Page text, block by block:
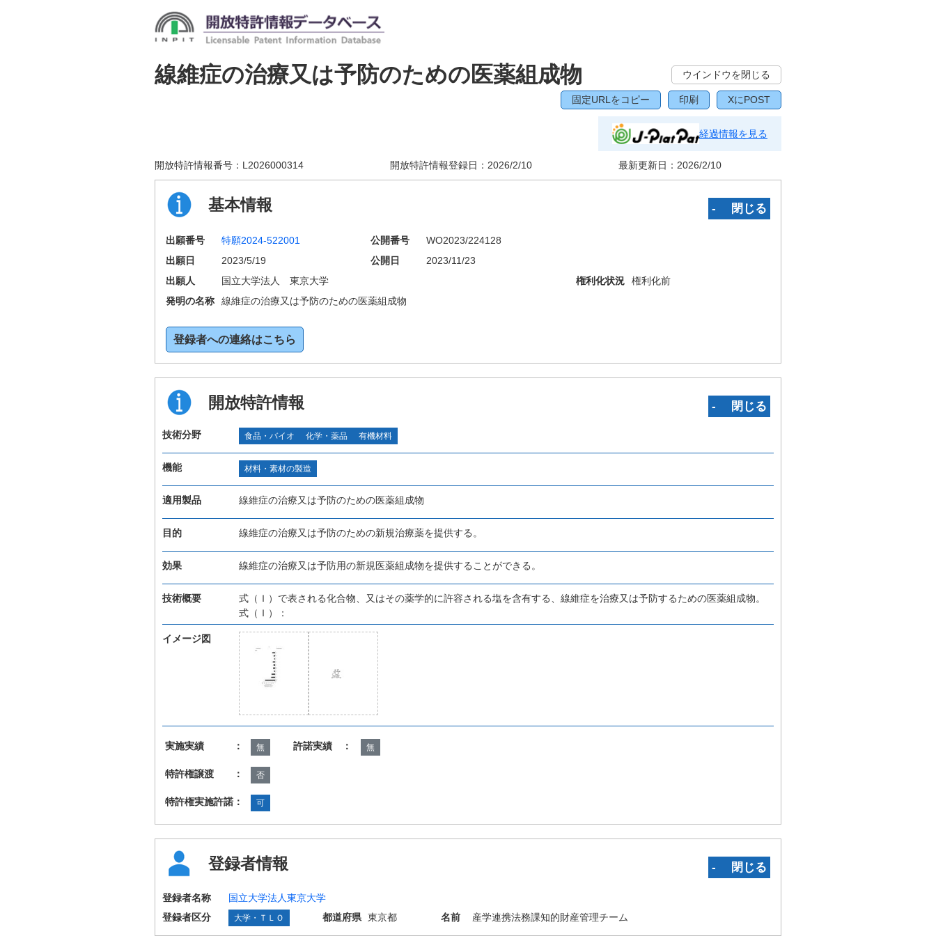
線維症の治療又は予防のための医薬組成物 ウインドウを閉じる
固定URLをコピー 印刷 XにPOST
経過情報を見る
開放特許情報番号： L2026000314 開放特許情報登録日： 2026/2/10 最新更新日： 2026/2/10
基本情報 ‐ 閉じる
出願番号 特願2024-522001 公開番号
WO2023/224128
出願日
2023/5/19 公開日
2023/11/23
出願人
国立大学法人 東京大学 権利化状況
権利化前
発明の名称
線維症の治療又は予防のための医薬組成物
登録者への連絡はこちら
開放特許情報 ‐ 閉じる
技術分野 食品・バイオ 化学・薬品 有機材料
機能 材料・素材の製造
適用製品 線維症の治療又は予防のための医薬組成物
目的 線維症の治療又は予防のための新規治療薬を提供する。
効果 線維症の治療又は予防用の新規医薬組成物を提供することができる。
技術概要
式（Ｉ）で表される化合物、又はその薬学的に許容される塩を含有する、線維症を治療又は予防するための医薬組成物。
式（Ｉ）：
イメージ図
実施実績 ： 無 許諾実績 ： 無
特許権譲渡 ： 否
特許権実施許諾： 可
登録者情報 ‐ 閉じる
登録者名称
国立大学法人東京大学
登録者区分
大学・ＴＬＯ 都道府県 東京都 名前 産学連携法務課知的財産管理チーム